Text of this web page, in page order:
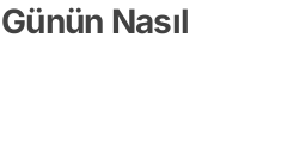
Nasıl